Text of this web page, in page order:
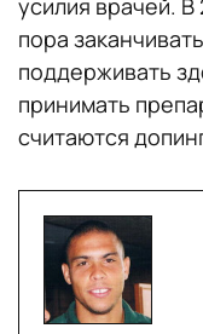
пора
поддерживать
принимать
считаются